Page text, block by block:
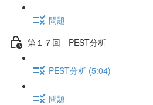
問題
第１７回 PEST分析
PEST分析 (5:04)
問題